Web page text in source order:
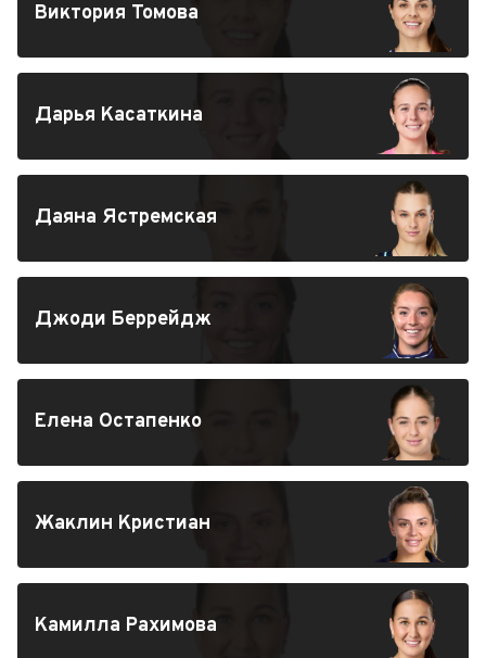
Виктория Томова
Дарья Касаткина
Даяна Ястремская
Джоди Беррейдж
Елена Остапенко
Жаклин Кристиан
Камилла Рахимова